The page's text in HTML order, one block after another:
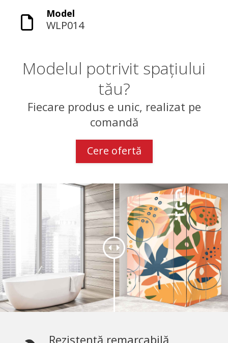
Model
WLP014
Modelul potrivit spațiului
tău?
Fiecare produs e unic, realizat pe
comandă
Cere ofertă
Rezistență remarcabilă